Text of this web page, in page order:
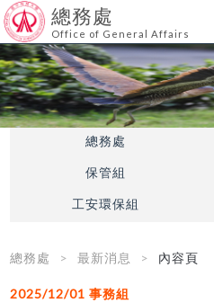
總務處
Office of General Affairs
總務處
保管組
工安環保組
總務處 最新消息 內容頁
2025/12/01事務組